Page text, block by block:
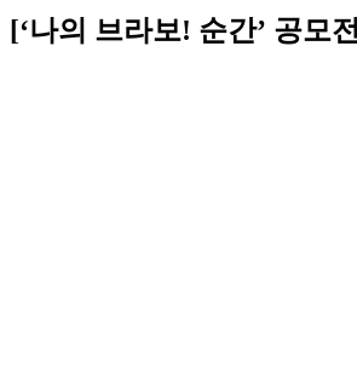
[‘나의 브라보! 순간’ 공모